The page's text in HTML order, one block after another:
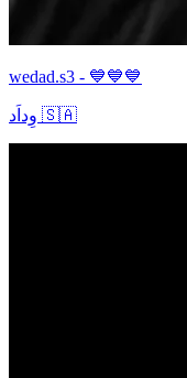
wedad.s3 - 💙💙💙
وِداَد 🇸🇦